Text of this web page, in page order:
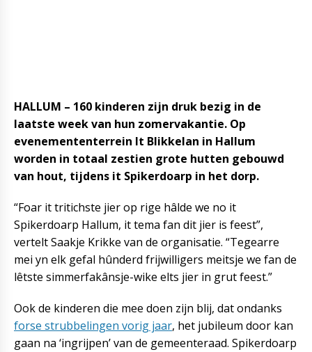
HALLUM – 160 kinderen zijn druk bezig in de
laatste week van hun zomervakantie. Op
evenemententerrein It Blikkelan in Hallum
worden in totaal zestien grote hutten gebouwd
van hout, tijdens it Spikerdoarp in het dorp.
“Foar it tritichste jier op rige hâlde we no it
Spikerdoarp Hallum, it tema fan dit jier is feest”,
vertelt Saakje Krikke van de organisatie. “Tegearre
mei yn elk gefal hûnderd frijwilligers meitsje we fan de
lêtste simmerfakânsje-wike elts jier in grut feest.”
Ook de kinderen die mee doen zijn blij, dat ondanks
forse strubbelingen vorig jaar, het jubileum door kan
gaan na ‘ingrijpen’ van de gemeenteraad. Spikerdoarp